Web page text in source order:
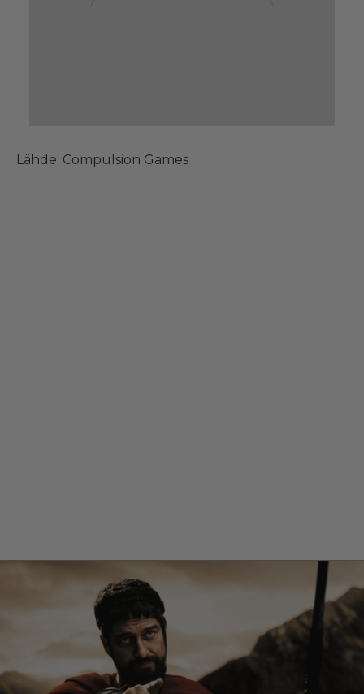
Lähde: Compulsion Games